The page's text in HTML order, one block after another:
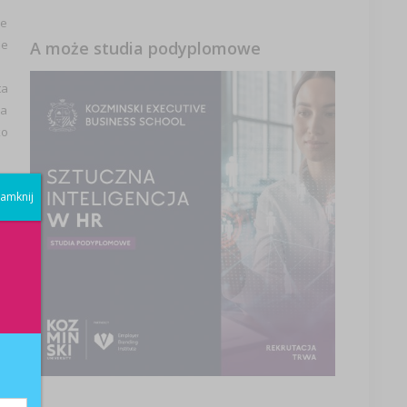
A może studia podyplomowe